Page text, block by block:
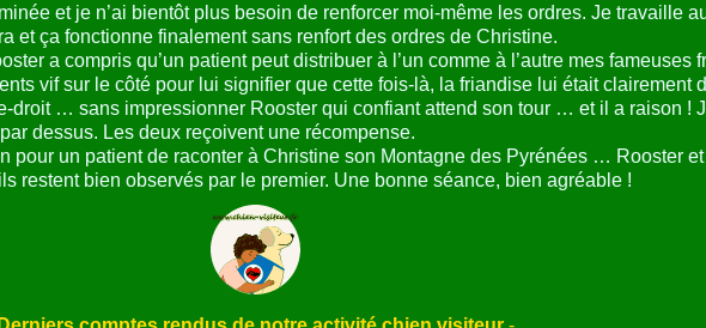
et je n’ai bientôt plus besoin de renforcer moi-même les ordres. Je travaille
et ça fonctionne finalement sans renfort des ordres de Christine.
a compris qu’un patient peut distribuer à l’un comme à l’autre mes fameuses
vif sur le côté pour lui signifier que cette fois-là, la friandise lui était clairement
droit … sans impressionner Rooster qui confiant attend son tour … et il a raison !
dessus. Les deux reçoivent une récompense.
pour un patient de raconter à Christine son Montagne des Pyrénées … Rooster
restent bien observés par le premier. Une bonne séance, bien agréable !